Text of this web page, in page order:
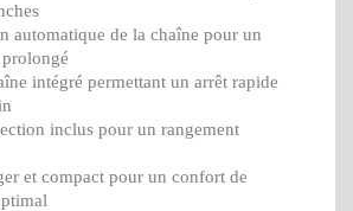
automatique de la chaîne pour un
intégré permettant un arrêt rapide
inclus pour un rangement
et compact pour un confort de